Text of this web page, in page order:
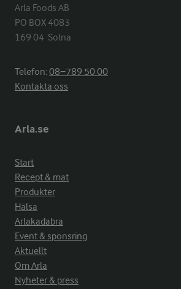
Arla Foods AB
PO BOX 4083
169 04  Solna
Telefon:08−789 50 00
Kontakta oss
Arla.se
Start
Recept & mat
Produkter
Hälsa
Arlakadabra
Event & sponsring
Aktuellt
Om Arla
Nyheter & press